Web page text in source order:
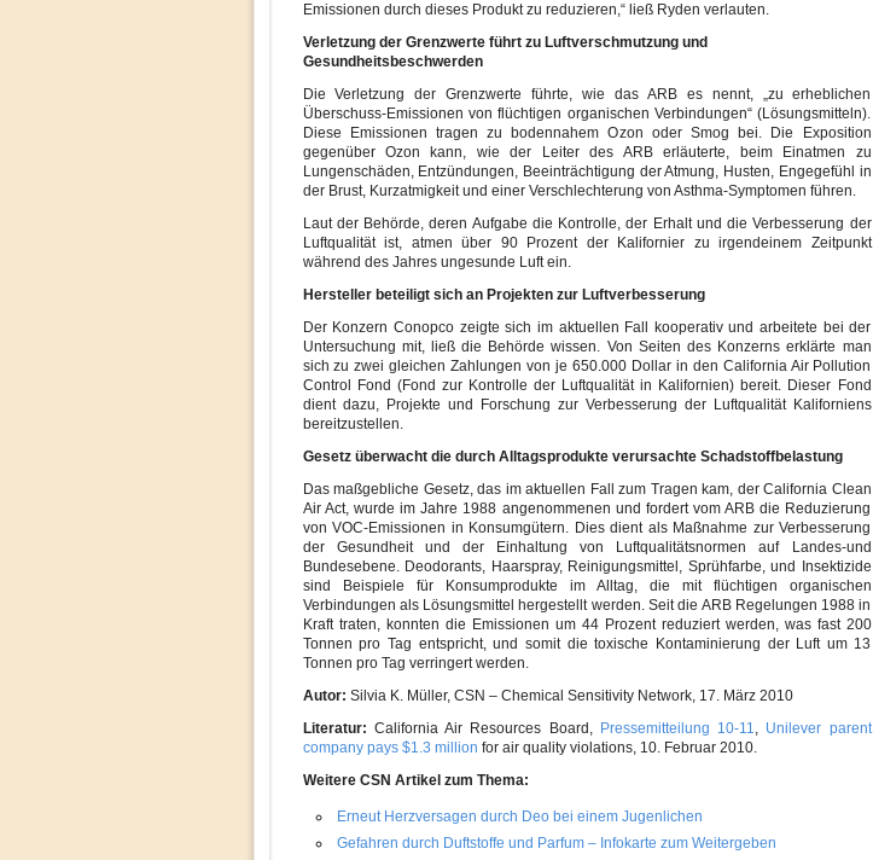
Emissionen durch dieses Produkt zu reduzieren,“ ließ Ryden verlauten.
Verletzung der Grenzwerte führt zu Luftverschmutzung und
Gesundheitsbeschwerden
Die Verletzung der Grenzwerte führte, wie das ARB es nennt, „zu erheblichen
Überschuss-Emissionen von flüchtigen organischen Verbindungen“ (Lösungsmitteln).
Diese Emissionen tragen zu bodennahem Ozon oder Smog bei. Die Exposition
gegenüber Ozon kann, wie der Leiter des ARB erläuterte, beim Einatmen zu
Lungenschäden, Entzündungen, Beeinträchtigung der Atmung, Husten, Engegefühl in
der Brust, Kurzatmigkeit und einer Verschlechterung von Asthma-Symptomen führen.
Laut der Behörde, deren Aufgabe die Kontrolle, der Erhalt und die Verbesserung der
Luftqualität ist, atmen über 90 Prozent der Kalifornier zu irgendeinem Zeitpunkt
während des Jahres ungesunde Luft ein.
Hersteller beteiligt sich an Projekten zur Luftverbesserung
Der Konzern Conopco zeigte sich im aktuellen Fall kooperativ und arbeitete bei der
Untersuchung mit, ließ die Behörde wissen. Von Seiten des Konzerns erklärte man
sich zu zwei gleichen Zahlungen von je 650.000 Dollar in den California Air Pollution
Control Fond (Fond zur Kontrolle der Luftqualität in Kalifornien) bereit. Dieser Fond
dient dazu, Projekte und Forschung zur Verbesserung der Luftqualität Kaliforniens
bereitzustellen.
Gesetz überwacht die durch Alltagsprodukte verursachte Schadstoffbelastung
Das maßgebliche Gesetz, das im aktuellen Fall zum Tragen kam, der California Clean
Air Act, wurde im Jahre 1988 angenommenen und fordert vom ARB die Reduzierung
von VOC-Emissionen in Konsumgütern. Dies dient als Maßnahme zur Verbesserung
der Gesundheit und der Einhaltung von Luftqualitätsnormen auf Landes-und
Bundesebene. Deodorants, Haarspray, Reinigungsmittel, Sprühfarbe, und Insektizide
sind Beispiele für Konsumprodukte im Alltag, die mit flüchtigen organischen
Verbindungen als Lösungsmittel hergestellt werden. Seit die ARB Regelungen 1988 in
Kraft traten, konnten die Emissionen um 44 Prozent reduziert werden, was fast 200
Tonnen pro Tag entspricht, und somit die toxische Kontaminierung der Luft um 13
Tonnen pro Tag verringert werden.
Autor: Silvia K. Müller, CSN – Chemical Sensitivity Network, 17. März 2010
Literatur: California Air Resources Board, Pressemitteilung 10-11, Unilever parent
company pays $1.3 million for air quality violations, 10. Februar 2010.
Weitere CSN Artikel zum Thema:
Erneut Herzversagen durch Deo bei einem Jugenlichen
Gefahren durch Duftstoffe und Parfum – Infokarte zum Weitergeben